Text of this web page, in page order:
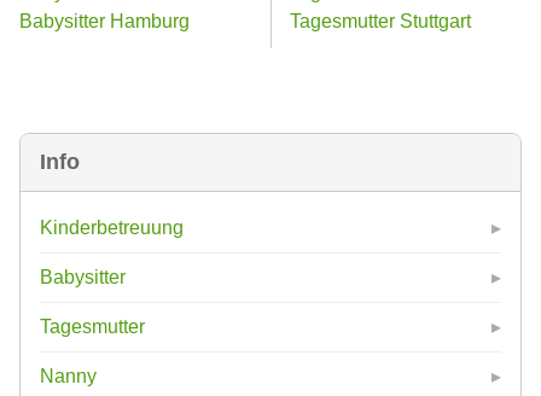
Info
Kinderbetreuung
Babysitter
Tagesmutter
Nanny
Babysitter Hamburg
Tagesmutter Stuttgart